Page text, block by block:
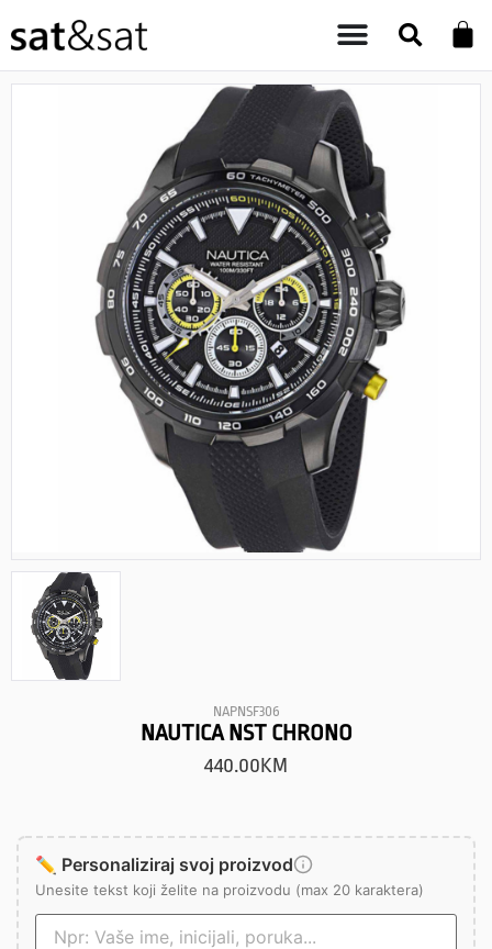
NAPNSF306
NAUTICA NST CHRONO
440.00KM
✏️ Personaliziraj svoj proizvod
Unesite tekst koji želite na proizvodu (max 20 karaktera)